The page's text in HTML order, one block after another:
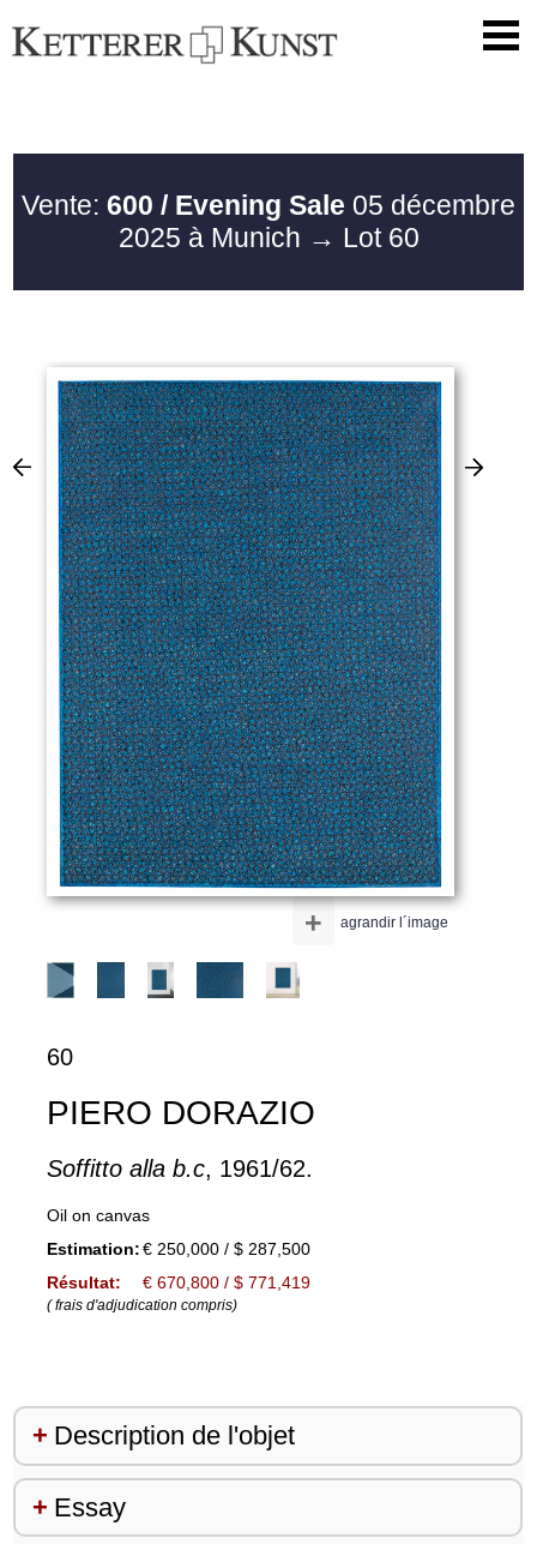
Vente: 600 / Evening Sale 05 décembre
2025 à Munich → Lot 60
agrandir l´image
+
60
PIERO DORAZIO
Soffitto alla b.c, 1961/62.
Oil on canvas
Estimation:€ 250,000 / $ 287,500
Résultat:
€ 670,800 / $ 771,419
( frais d'adjudication compris)
Description de l'objet
Essay